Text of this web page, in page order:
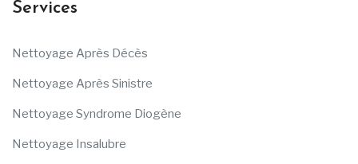
Services
Nettoyage Après Décès
Nettoyage Après Sinistre
Nettoyage Syndrome Diogène
Nettoyage Insalubre